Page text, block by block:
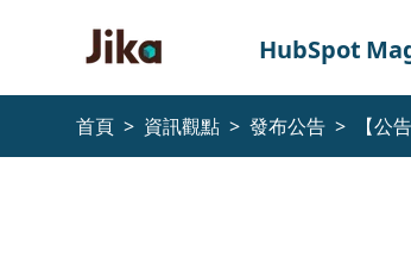
HubSpot
首頁 > 資訊觀點 > 發布公告 > 【公